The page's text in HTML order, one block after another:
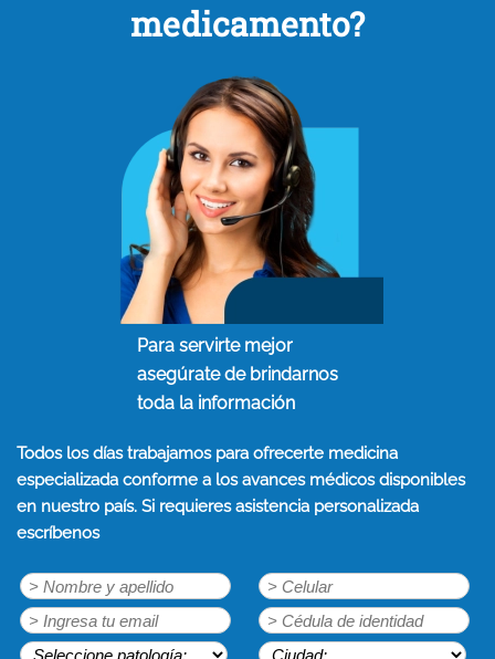
medicamento?
Para servirte mejor
asegúrate de brindarnos
toda la información
Todos los días trabajamos para ofrecerte medicina
especializada conforme a los avances médicos disponibles
en nuestro país. Si requieres asistencia personalizada
escríbenos